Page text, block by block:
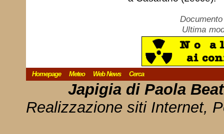
Ultima
Homepage Meteo Web News Cerca
Japigia di Paola
Realizzazione siti Internet,